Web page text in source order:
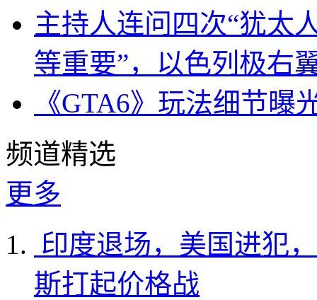
主持人连问四次“犹太
等重要”，以色列极右
《GTA6》玩法细节
频道精选
更多
印度退场，美国进犯
斯打起价格战